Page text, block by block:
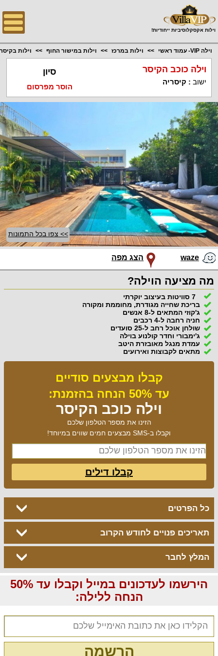
וילות אקסקלוסיביות ייחודיות!
וילה VIP- עמוד ראשי וילות במרכז וילות במישור החוף וילות
וילה כוכב הקיסר
ישוב : קיסריה
סיון
הוסר מפרסום
>> צפו בכל התמונות
waze הצג מפה
מה מציעה הוילה?
7 סוויטות בעיצוב יוקרתי
בריכת שחייה מגודרת, מחוממת ומקורה
ג'קוזי המתאים ל-8 אנשים
חניה רחבה ל-4 רכבים
שולחן אוכל רחב ל-25 סועדים
ג'ימבורי וחדר קולנוע בוילה
עמדת מנגל מאובזרת היטב
מתאים לקבוצות ואירועים
קבלו מבצעים סודיים
עד 50% הנחה בהזמנת:
וילה כוכב הקיסר
הזינו את מספר הטלפון שלכם
וקבלו ב-SMS מבצעים חמים שווים במיוחד!
קבלו דילים
כל הפרטים
תאריכים פנויים לחודש הקרוב
המלץ לחבר
הירשמו לעדכונים במייל וקבלו עד 50%
הנחה ללילה:
הרשמה